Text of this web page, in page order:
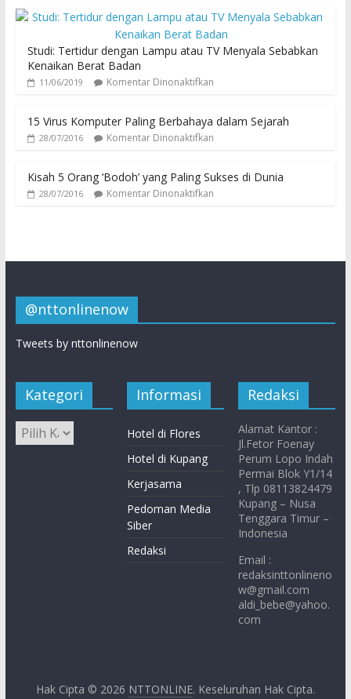
Studi: Tertidur dengan Lampu atau TV Menyala Sebabkan
Kenaikan Berat Badan
11/06/2019 Komentar Dinonaktifkan
15 Virus Komputer Paling Berbahaya dalam Sejarah
28/07/2016 Komentar Dinonaktifkan
Kisah 5 Orang ‘Bodoh’ yang Paling Sukses di Dunia
28/07/2016 Komentar Dinonaktifkan
@nttonlinenow
Tweets by nttonlinenow
Kategori Informasi
Hotel di Flores
Hotel di Kupang
Kerjasama
Pedoman Media
Siber
Redaksi
Redaksi
Alamat Kantor :
Jl.Fetor Foenay
Perum Lopo Indah
Permai Blok Y1/14
, Tlp 08113824479
Kupang – Nusa
Tenggara Timur –
Indonesia
Email :
redaksinttonlineno
w@gmail.com
aldi_bebe@yahoo.
com
Hak Cipta © 2026 NTTONLINE. Keseluruhan Hak Cipta.